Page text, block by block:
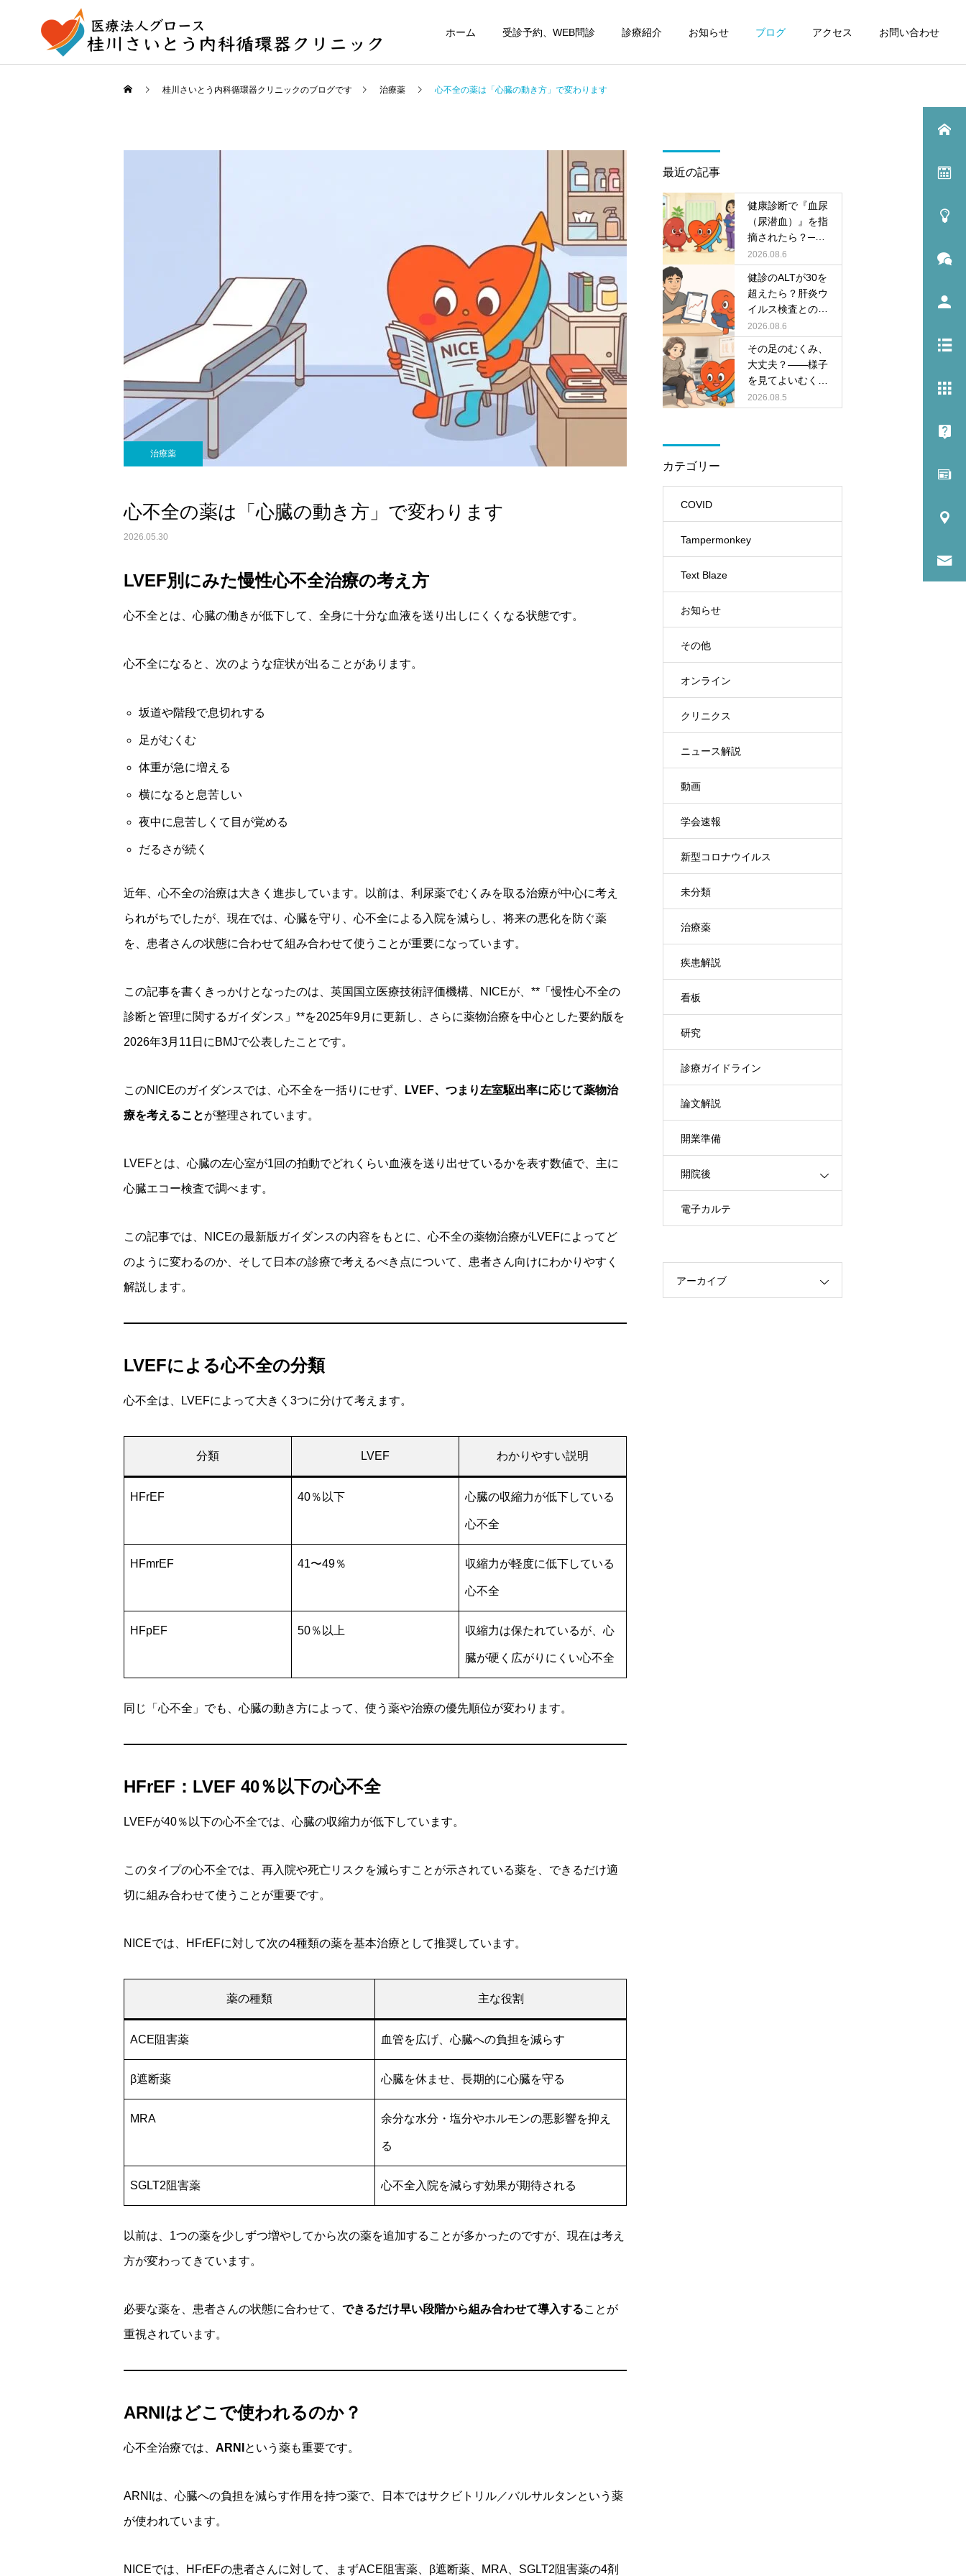
ホーム 受診予約、WEB問診 診療紹介 お知らせ ブログ アクセス お問い合わせ
桂川さいとう内科循環器クリニックのブログです 治療薬 心不全の薬は「心臓の動き方」で変わります
治療薬
心不全の薬は「心臓の動き方」で変わります
2026.05.30
LVEF別にみた慢性心不全治療の考え方
心不全とは、心臓の働きが低下して、全身に十分な血液を送り出しにくくなる状態です。
心不全になると、次のような症状が出ることがあります。
坂道や階段で息切れする
足がむくむ
体重が急に増える
横になると息苦しい
夜中に息苦しくて目が覚める
だるさが続く
近年、心不全の治療は大きく進歩しています。以前は、利尿薬でむくみを取る治療が中心に考え
られがちでしたが、現在では、心臓を守り、心不全による入院を減らし、将来の悪化を防ぐ薬
を、患者さんの状態に合わせて組み合わせて使うことが重要になっています。
この記事を書くきっかけとなったのは、英国国立医療技術評価機構、NICEが、**「慢性心不全の
診断と管理に関するガイダンス」**を2025年9月に更新し、さらに薬物治療を中心とした要約版を
2026年3月11日にBMJで公表したことです。
このNICEのガイダンスでは、心不全を一括りにせず、 LVEF、つまり左室駆出率に応じて薬物治
療を考えることが整理されています。
LVEFとは、心臓の左心室が1回の拍動でどれくらい血液を送り出せているかを表す数値で、主に
心臓エコー検査で調べます。
この記事では、NICEの最新版ガイダンスの内容をもとに、心不全の薬物治療がLVEFによってど
のように変わるのか、そして日本の診療で考えるべき点について、患者さん向けにわかりやすく
解説します。
LVEFによる心不全の分類
心不全は、LVEFによって大きく3つに分けて考えます。
分類 LVEF わかりやすい説明
HFrEF 40％以下 心臓の収縮力が低下している
心不全
HFmrEF 41〜49％ 収縮力が軽度に低下している
心不全
HFpEF 50％以上 収縮力は保たれているが、心
臓が硬く広がりにくい心不全
同じ「心不全」でも、心臓の動き方によって、使う薬や治療の優先順位が変わります。
HFrEF：LVEF 40％以下の心不全
LVEFが40％以下の心不全では、心臓の収縮力が低下しています。
このタイプの心不全では、再入院や死亡リスクを減らすことが示されている薬を、できるだけ適
切に組み合わせて使うことが重要です。
NICEでは、HFrEFに対して次の4種類の薬を基本治療として推奨しています。
薬の種類 主な役割
ACE阻害薬 血管を広げ、心臓への負担を減らす
β遮断薬 心臓を休ませ、長期的に心臓を守る
MRA 余分な水分・塩分やホルモンの悪影響を抑え
る
SGLT2阻害薬 心不全入院を減らす効果が期待される
以前は、1つの薬を少しずつ増やしてから次の薬を追加することが多かったのですが、現在は考え
方が変わってきています。
必要な薬を、患者さんの状態に合わせて、 できるだけ早い段階から組み合わせて導入することが
重視されています。
ARNIはどこで使われるのか？
心不全治療では、 ARNI という薬も重要です。
ARNIは、心臓への負担を減らす作用を持つ薬で、日本ではサクビトリル／バルサルタンという薬
が使われています。
NICEでは、HFrEFの患者さんに対して、まずACE阻害薬、β遮断薬、MRA、SGLT2阻害薬の4剤
最近の記事
健康診断で『血尿
（尿潜血）』を指
摘されたら？──
あわてなくてよい
パターンと、精密
検査が必要なパタ
ーンを内科・腎臓
内科がやさしく解
説
2026.08.6
健診のALTが30を
超えたら？肝炎ウ
イルス検査との違
いを解説
2026.08.6
その足のむくみ、
大丈夫？――様子
を見てよいむく
み・危ないむくみ
の見分け方
2026.08.5
カテゴリー
COVID
Tampermonkey
Text Blaze
お知らせ
その他
オンライン
クリニクス
ニュース解説
動画
学会速報
新型コロナウイルス
未分類
治療薬
疾患解説
看板
研究
診療ガイドライン
論文解説
開業準備
開院後
電子カルテ
アーカイブ